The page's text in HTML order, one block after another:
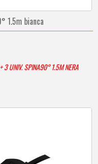
1.5m bianca
3 UNIV. SPINA90° 1.5M NERA